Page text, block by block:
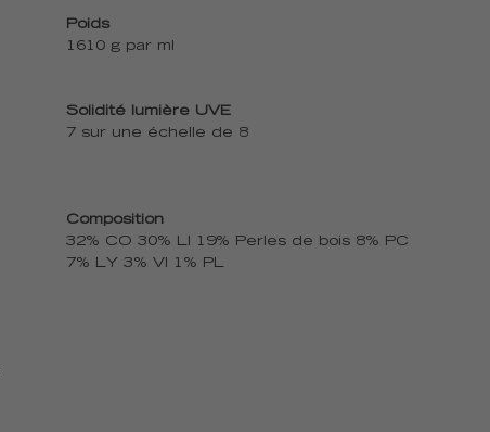
Poids
1610 g par ml
Solidité lumière UVE
7 sur une échelle de 8
Composition
32% CO 30% LI 19% Perles de bois 8% PC
7% LY 3% VI 1% PL